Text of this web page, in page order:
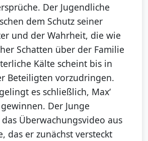
Der Jugendliche
dem Schutz seiner
und der Wahrheit, die wie
Schatten über der Familie
Kälte scheint bis in
Beteiligten vorzudringen.
es schließlich, Max‘
Der Junge
Überwachungsvideo aus
das er zunächst versteckt